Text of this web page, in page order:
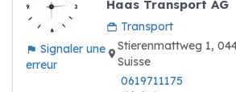
Signaler une
erreur
Haas Transport AG
Transport
Stierenmattweg 1,
Suisse
0619711175